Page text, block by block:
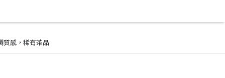
質感，稀有茶品